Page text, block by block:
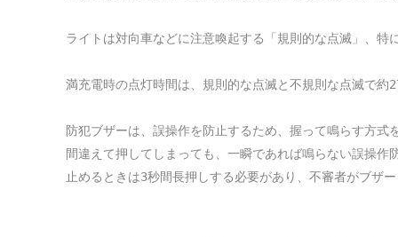
ライトは対向車などに注意喚起する「規則的な点滅」、
満充電時の点灯時間は、規則的な点滅と不規則な点滅で
防犯ブザーは、誤操作を防止するため、握って鳴らす方
間違えて押してしまっても、一瞬であれば鳴らない誤操作
止めるときは3秒間長押しする必要があり、不審者がブザ